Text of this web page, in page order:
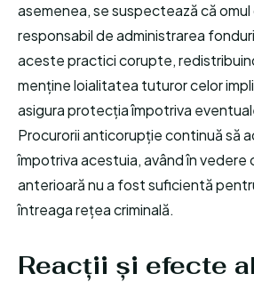
asemenea, se suspectează că
responsabil de administrarea
aceste practici corupte,
menține loialitatea tuturor celor
asigura protecția împotriva
Procurorii anticorupție continuă să
împotriva acestuia, având în vedere
anterioară nu a fost suficientă
întreaga rețea criminală.
Reacții și efecte